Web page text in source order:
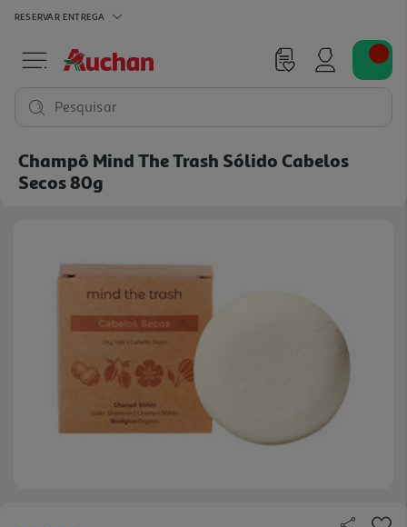
RESERVAR ENTREGA
Pesquisar
Champô Mind The Trash Sólido Cabelos
Secos 80g